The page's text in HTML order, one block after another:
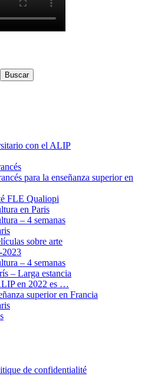
con el ALIP
para la enseñanza superior en
FLE Qualiopi
en Paris
– 4 semanas
sobre arte
2023
– 4 semanas
– Larga estancia
en 2022 es …
superior en Francia
de confidentialité